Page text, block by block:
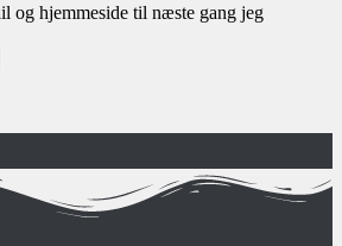
og hjemmeside til næste gang jeg